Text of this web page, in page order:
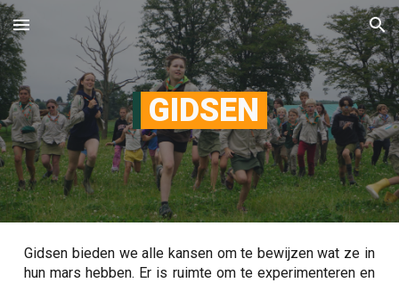
Skip to main content Skip to navigation
GIDSEN
Gidsen bieden we alle kansen om te bewijzen wat ze in
hun mars hebben. Er is ruimte om te experimenteren en